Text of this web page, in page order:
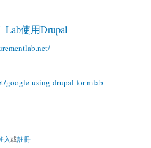
使用Drupal
google-using-drupal-for-mlab
入或註冊